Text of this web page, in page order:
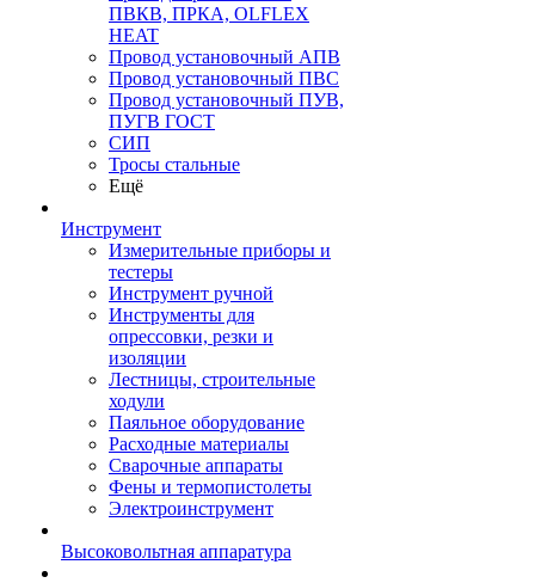
ПВКВ, ПРКА, OLFLEX
HEAT
Провод установочный АПВ
Провод установочный ПВС
Провод установочный ПУВ,
ПУГВ ГОСТ
СИП
Тросы стальные
Ещё
Инструмент
Измерительные приборы и
тестеры
Инструмент ручной
Инструменты для
опрессовки, резки и
изоляции
Лестницы, строительные
ходули
Паяльное оборудование
Расходные материалы
Сварочные аппараты
Фены и термопистолеты
Электроинструмент
Высоковольтная аппаратура